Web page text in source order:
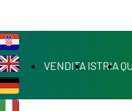
VENDITA ISTRIA